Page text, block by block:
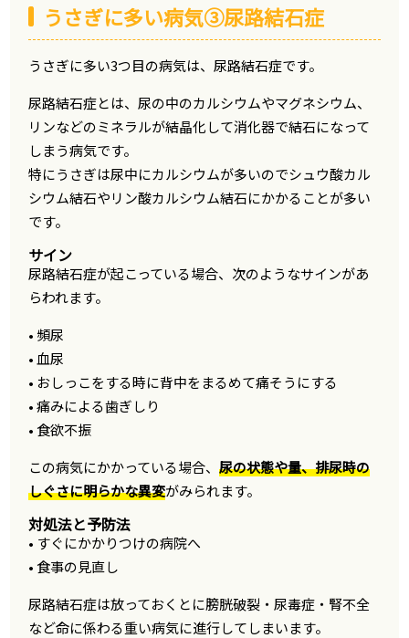
うさぎに多い病気③尿路結石症
うさぎに多い3つ目の病気は、尿路結石症です。
尿路結石症とは、尿の中のカルシウムやマグネシウム、
リンなどのミネラルが結晶化して消化器で結石になって
しまう病気です。
特にうさぎは尿中にカルシウムが多いのでシュウ酸カル
シウム結石やリン酸カルシウム結石にかかることが多い
です。
サイン
尿路結石症が起こっている場合、次のようなサインがあ
らわれます。
• 頻尿
• 血尿
• おしっこをする時に背中をまるめて痛そうにする
• 痛みによる歯ぎしり
• 食欲不振
この病気にかかっている場合、尿の状態や量、排尿時の
しぐさに明らかな異変がみられます。
対処法と予防法
• すぐにかかりつけの病院へ
• 食事の見直し
尿路結石症は放っておくとに膀胱破裂・尿毒症・腎不全
など命に係わる重い病気に進行してしまいます。